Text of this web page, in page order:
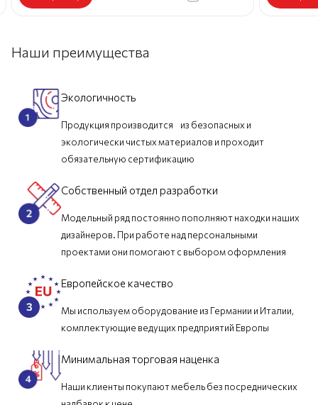
Наши преимущества
Экологичность
Продукция производится из безопасных и
экологически чистых материалов и проходит
обязательную сертификацию
Собственный отдел разработки
Модельный ряд постоянно пополняют находки наших
дизайнеров. При работе над персональными
проектами они помогают с выбором оформления
Европейское качество
Мы используем оборудование из Германии и Италии,
комплектующие ведущих предприятий Европы
Минимальная торговая наценка
Наши клиенты покупают мебель без посреднических